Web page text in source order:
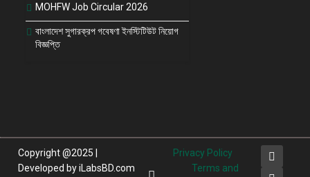
MOHFW Job Circular 2026
বাংলাদেশ সুগারক্রপ গবেষণা ইনস্টিটিউট নিয়োগ
বিজ্ঞপ্তি
Copyright @2025 |
Developed by iLabsBD.com
Privacy Policy
Terms and